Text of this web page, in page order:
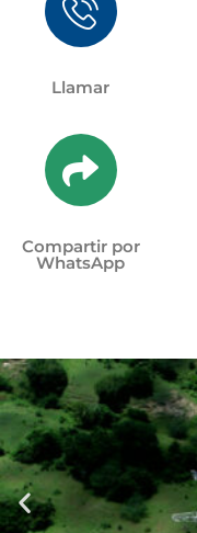
Llamar
Compartir por
WhatsApp